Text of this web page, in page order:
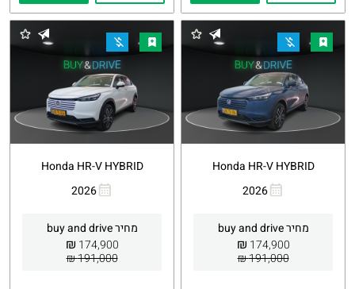
Honda HR-V HYBRID
2026
מחיר buy and drive
174,900
₪
191,000 ₪
Whatsapp
Honda HR-V HYBRID
2026
מחיר buy and drive
174,900
₪
191,000 ₪
Whatsapp